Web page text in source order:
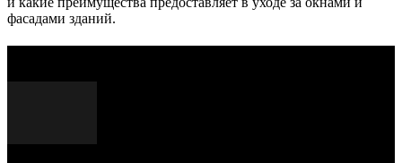
фасадами зданий.